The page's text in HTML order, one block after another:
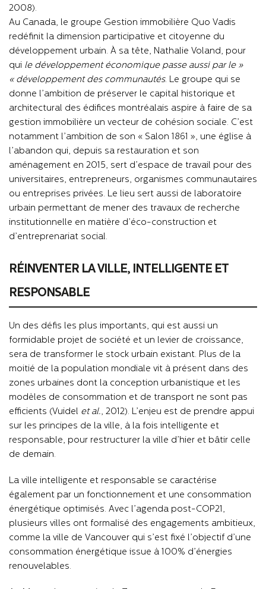
2008).
Au Canada, le groupe Gestion immobilière Quo Vadis
redéfinit la dimension participative et citoyenne du
développement urbain. À sa tête, Nathalie Voland, pour
qui « le développement économique passe aussi par le
développement des communautés ». Le groupe qui se
donne l’ambition de préserver le capital historique et
architectural des édifices montréalais aspire à faire de sa
gestion immobilière un vecteur de cohésion sociale. C’est
notamment l’ambition de son « Salon 1861 », une église à
l’abandon qui, depuis sa restauration et son
aménagement en 2015, sert d’espace de travail pour des
universitaires, entrepreneurs, organismes communautaires
ou entreprises privées. Le lieu sert aussi de laboratoire
urbain permettant de mener des travaux de recherche
institutionnelle en matière d’éco-construction et
d’entreprenariat social.
RÉINVENTER LA VILLE, INTELLIGENTE ET
RESPONSABLE
Un des défis les plus importants, qui est aussi un
formidable projet de société et un levier de croissance,
sera de transformer le stock urbain existant. Plus de la
moitié de la population mondiale vit à présent dans des
zones urbaines dont la conception urbanistique et les
modèles de consommation et de transport ne sont pas
efficients (Vuidel et al., 2012). L’enjeu est de prendre appui
sur les principes de la ville, à la fois intelligente et
responsable, pour restructurer la ville d’hier et bâtir celle
de demain.
La ville intelligente et responsable se caractérise
également par un fonctionnement et une consommation
énergétique optimisés. Avec l’agenda post-COP21,
plusieurs villes ont formalisé des engagements ambitieux,
comme la ville de Vancouver qui s’est fixé l’objectif d’une
consommation énergétique issue à 100% d’énergies
renouvelables.